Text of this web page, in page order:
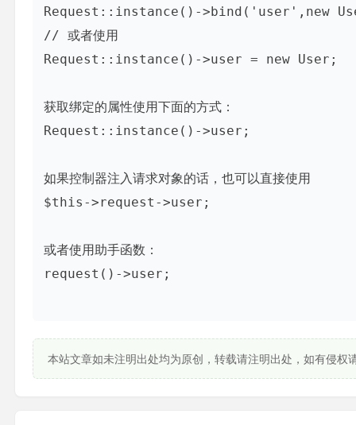
Request::instance()->bind('user',new
// 或者使用
Request::instance()->user = new User;
获取绑定的属性使用下面的方式：
Request::instance()->user;
如果控制器注入请求对象的话，也可以直接使用
$this->request->user;
或者使用助手函数：
request()->user;
本站文章如未注明出处均为原创，转载请注明出处，如有侵权